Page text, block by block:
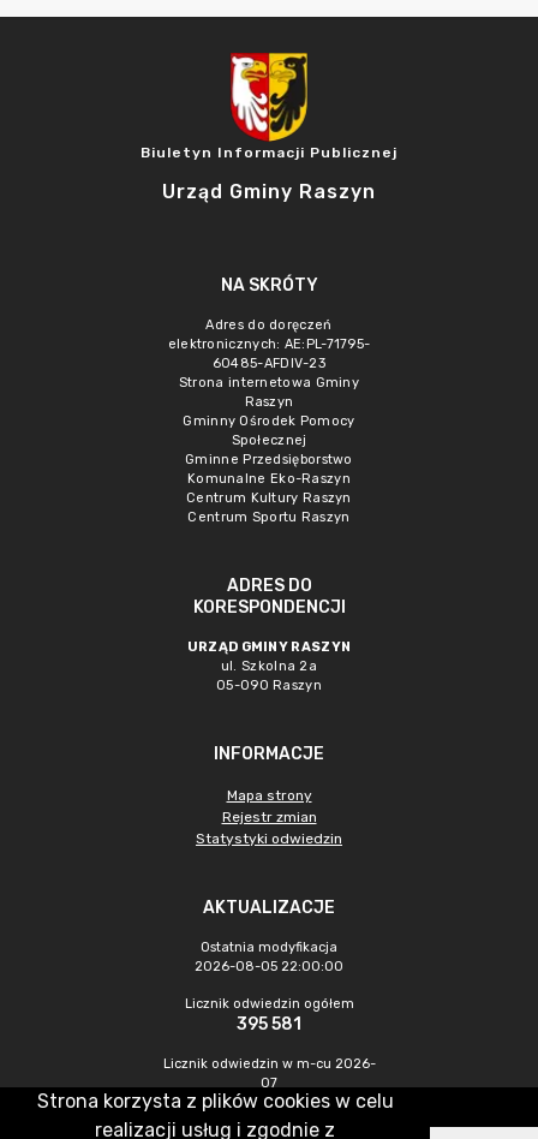
Biuletyn Informacji Publicznej
Urząd Gminy Raszyn
NA SKRÓTY
Adres do doręczeń
elektronicznych: AE:PL-71795-
60485-AFDIV-23
Strona internetowa Gminy
Raszyn
Gminny Ośrodek Pomocy
Społecznej
Gminne Przedsięborstwo
Komunalne Eko-Raszyn
Centrum Kultury Raszyn
Centrum Sportu Raszyn
ADRES DO
KORESPONDENCJI
URZĄD GMINY RASZYN
ul. Szkolna 2a
05-090 Raszyn
INFORMACJE
Mapa strony
Rejestr zmian
Statystyki odwiedzin
AKTUALIZACJE
Ostatnia modyfikacja
2026-08-05 22:00:00
Licznik odwiedzin ogółem
395 581
Licznik odwiedzin w m-cu 2026-
07
892
Strona korzysta z plików cookies w celu
realizacji usług i zgodnie z